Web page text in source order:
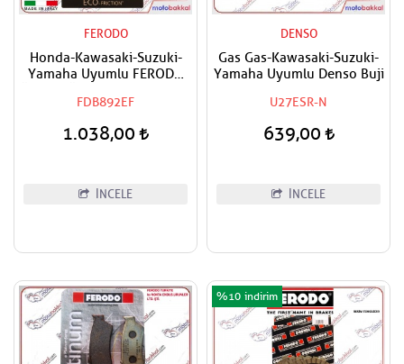
FERODO
Honda-Kawasaki-Suzuki-
Yamaha Uyumlu FERODO
Eco
FDB892EF
1.038,00
İNCELE
DENSO
Gas Gas-Kawasaki-Suzuki-
Yamaha Uyumlu Denso Buji
U27ESR-N
639,00
İNCELE
%10